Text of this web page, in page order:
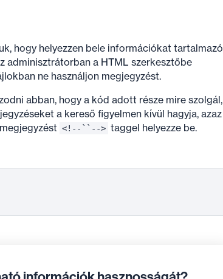
hogy helyezzen bele információkat tartalmazó
adminisztrátorban a HTML szerkesztőbe
ne használjon megjegyzést.
abban, hogy a kód adott része mire szolgál,
a kereső figyelmen kívül hagyja, azaz
<!--``--> taggel helyezze be.